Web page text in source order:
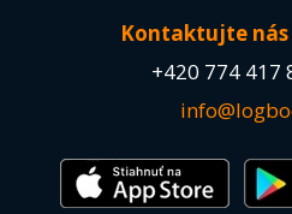
Kontaktujte
+420 774 417